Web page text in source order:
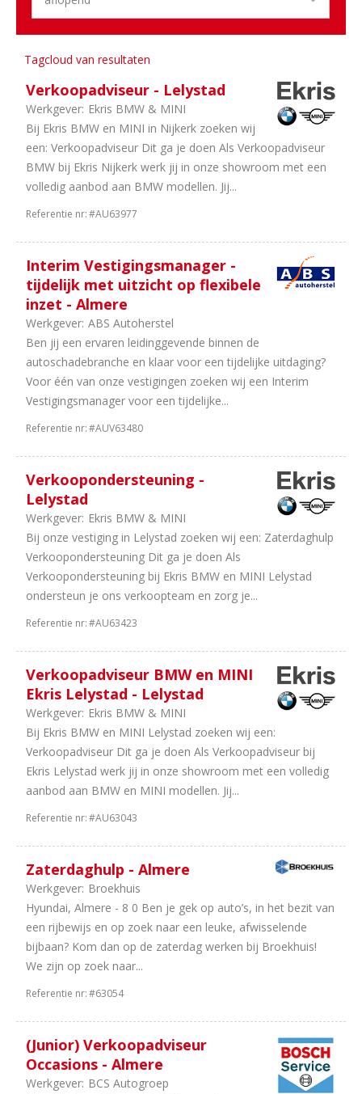
Aantal
uren
40
uur
overleg
32
uur
uur
8
uur
Tagcloud van resultaten
Verkoopadviseur - Lelystad
Werkgever: Ekris BMW & MINI
Bij Ekris BMW en MINI in Nijkerk zoeken wij
een: Verkoopadviseur Dit ga je doen Als Verkoopadviseur
BMW bij Ekris Nijkerk werk jij in onze showroom met een
volledig aanbod aan BMW modellen. Jij...
Referentie nr:#AU63977
Interim Vestigingsmanager -
tijdelijk met uitzicht op flexibele
inzet - Almere
Werkgever: ABS Autoherstel
Ben jij een ervaren leidinggevende binnen de
autoschadebranche en klaar voor een tijdelijke uitdaging?
Voor één van onze vestigingen zoeken wij een Interim
Vestigingsmanager voor een tijdelijke...
Referentie nr:#AUV63480
Verkoopondersteuning -
Lelystad
Werkgever: Ekris BMW & MINI
Bij onze vestiging in Lelystad zoeken wij een: Zaterdaghulp
Verkoopondersteuning Dit ga je doen Als
Verkoopondersteuning bij Ekris BMW en MINI Lelystad
ondersteun je ons verkoopteam en zorg je...
Referentie nr:#AU63423
Verkoopadviseur BMW en MINI
Ekris Lelystad - Lelystad
Werkgever: Ekris BMW & MINI
Bij Ekris BMW en MINI Lelystad zoeken wij een:
Verkoopadviseur Dit ga je doen Als Verkoopadviseur bij
Ekris Lelystad werk jij in onze showroom met een volledig
aanbod aan BMW en MINI modellen. Jij...
Referentie nr:#AU63043
Zaterdaghulp - Almere
Werkgever: Broekhuis
Hyundai, Almere - 8 0 Ben je gek op auto’s, in het bezit van
een rijbewijs en op zoek naar een leuke, afwisselende
bijbaan? Kom dan op de zaterdag werken bij Broekhuis!
We zijn op zoek naar...
Referentie nr:#63054
(Junior) Verkoopadviseur
Occasions - Almere
Werkgever: BCS Autogroep